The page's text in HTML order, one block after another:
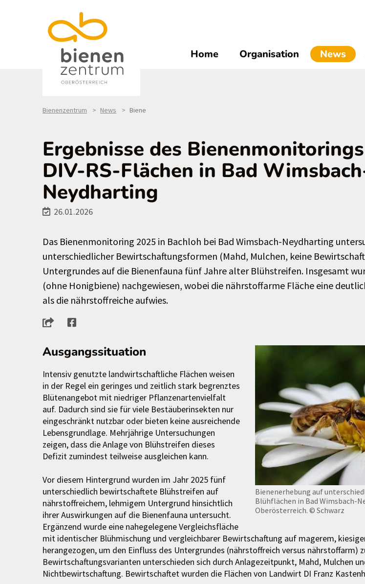
Home Organisation News
Bienenzentrum News Biene
Ergebnisse des
DIV-RS-Flächen in Bad
Neydharting
26.01.2026
Das Bienenmonitoring 2025 in Bachloh bei Bad Wimsbach-Neydharting
unterschiedlicher Bewirtschaftungsformen (Mahd, Mulchen, keine
Untergrundes auf die Bienenfauna fünf Jahre alter Blühstreifen. Insgesamt
(ohne Honigbiene) nachgewiesen, wobei die nährstoffarme Fläche eine
als die nährstoffreiche aufwies.
Bienenerhebung auf
Blühflächen in Bad Wimsbach-
Oberösterreich.© Schwarz
Ausgangssituation
Intensiv genutzte landwirtschaftliche Flächen weisen
in der Regel ein geringes und zeitlich stark begrenztes
Blütenangebot mit niedriger Pflanzenartenvielfalt
auf. Dadurch sind sie für viele Bestäuberinsekten nur
eingeschränkt nutzbar oder bieten keine ausreichende
Lebensgrundlage. Mehrjährige Untersuchungen
zeigen, dass die Anlage von Blühstreifen dieses
Defizit zumindest teilweise ausgleichen kann.
Vor diesem Hintergrund wurden im Jahr 2025 fünf
unterschiedlich bewirtschaftete Blühstreifen auf
nährstoffreichem, lehmigem Untergrund hinsichtlich
ihrer Auswirkungen auf die Bienenfauna untersucht.
Ergänzend wurde eine nahegelegene Vergleichsfläche
mit identischer Blühmischung und vergleichbarer Bewirtschaftung auf magerem,
herangezogen, um den Einfluss des Untergrundes (nährstoffreich versus nährstoffarm)
Bewirtschaftungsvarianten unterschieden sich durch Anlagezeitpunkt, Mahd, Mulchen
Nichtbewirtschaftung. Bewirtschaftet wurden die Flächen von Landwirt DI Franz